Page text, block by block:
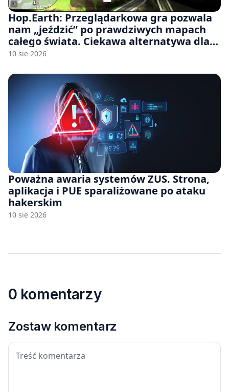
Hop.Earth: Przeglądarkowa gra pozwala
nam „jeździć” po prawdziwych mapach
całego świata. Ciekawa alternatywa dla
Google Street View
10 sie 2026
Poważna awaria systemów ZUS. Strona,
aplikacja i PUE sparaliżowane po ataku
hakerskim
10 sie 2026
0 komentarzy
Zostaw komentarz